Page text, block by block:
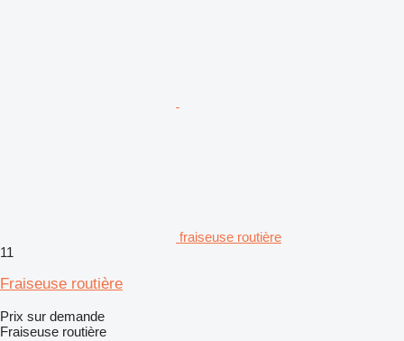
fraiseuse routière
11
Fraiseuse routière
Prix sur demande
Fraiseuse routière